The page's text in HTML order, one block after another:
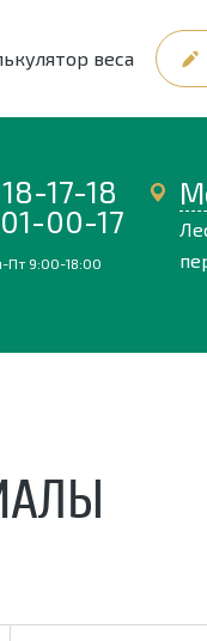
веса
17-18
00-17
Пт 9:00-18:00